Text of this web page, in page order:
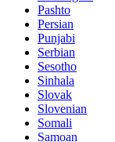
Pashto
Persian
Punjabi
Serbian
Sesotho
Sinhala
Slovak
Slovenian
Somali
Samoan